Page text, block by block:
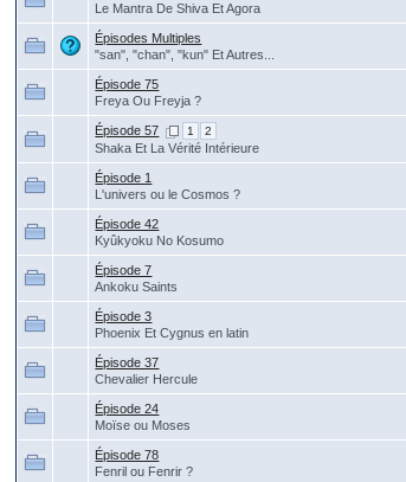
Le Mantra De Shiva Et Agora
Épisodes Multiples
"san", "chan", "kun" Et Autres...
Épisode 75
Freya Ou Freyja ?
Épisode 57 1 2
Shaka Et La Vérité Intérieure
Épisode 1
L'univers ou le Cosmos ?
Épisode 42
Kyûkyoku No Kosumo
Épisode 7
Ankoku Saints
Épisode 3
Phoenix Et Cygnus en latin
Épisode 37
Chevalier Hercule
Épisode 24
Moïse ou Moses
Épisode 78
Fenril ou Fenrir ?